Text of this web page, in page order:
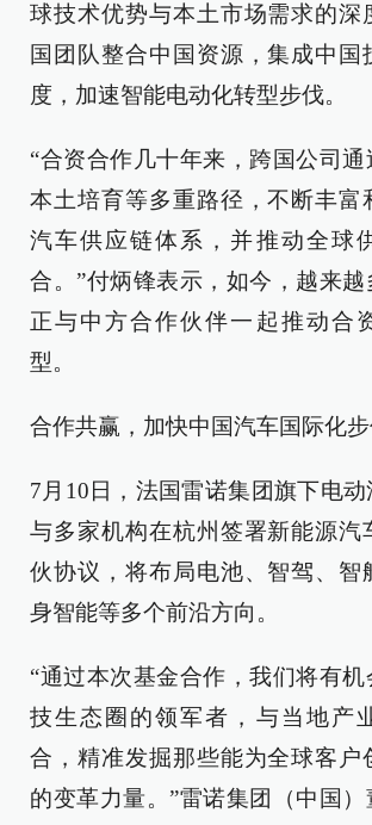
球技术优势与本土市场需求的深
国团队整合中国资源，集成中国
度，加速智能电动化转型步伐。
“合资合作几十年来，跨国公司通
本土培育等多重路径，不断丰富
汽车供应链体系，并推动全球
合。”付炳锋表示，如今，越来越
正与中方合作伙伴一起推动合
型。
合作共赢，加快中国汽车国际化
7月10日，法国雷诺集团旗下电
与多家机构在杭州签署新能源汽
伙协议，将布局电池、智驾、智
身智能等多个前沿方向。
“通过本次基金合作，我们将有
技生态圈的领军者，与当地产
合，精准发掘那些能为全球客户
的变革力量。”雷诺集团（中国